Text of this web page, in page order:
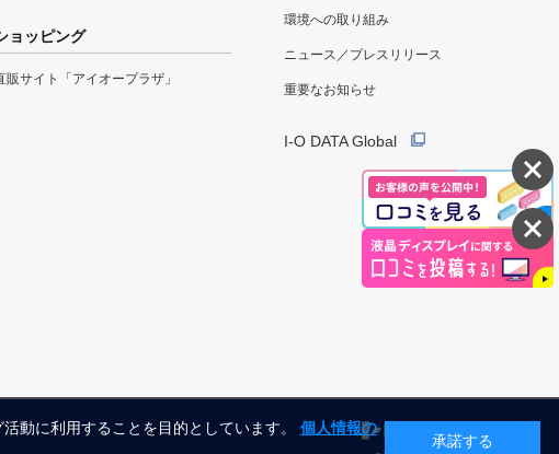
ョッピング
販サイト「アイオープラザ」
環境への取り組み
ニュース／プレスリリース
重要なお知らせ
I-O DATA Global
動に利用することを目的としています。
個人情報の
承諾する